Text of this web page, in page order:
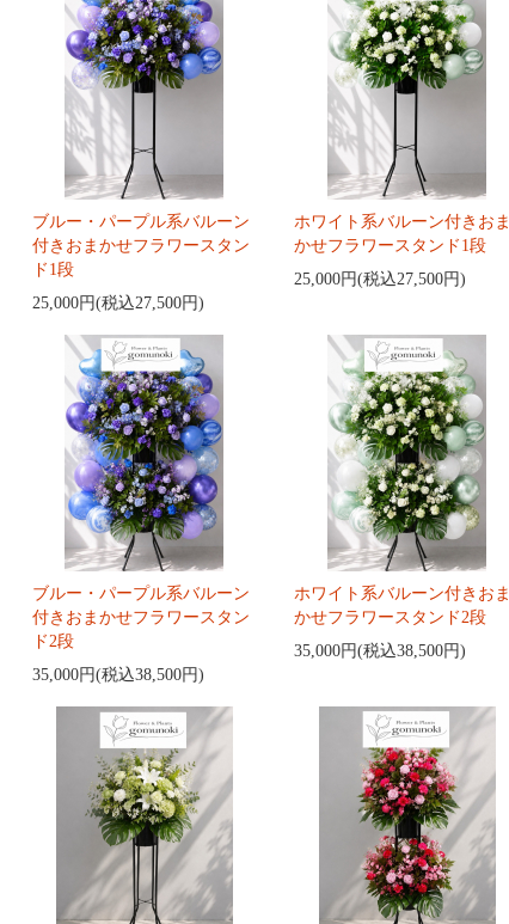
ブルー・パープル系バルーン
付きおまかせフラワースタン
ド1段
25,000円(税込27,500円)
ホワイト系バルーン付きおま
かせフラワースタンド1段
25,000円(税込27,500円)
ブルー・パープル系バルーン
付きおまかせフラワースタン
ド2段
35,000円(税込38,500円)
ホワイト系バルーン付きおま
かせフラワースタンド2段
35,000円(税込38,500円)